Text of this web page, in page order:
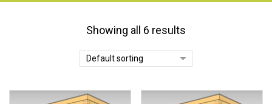
Showing all 6 results
Default sorting